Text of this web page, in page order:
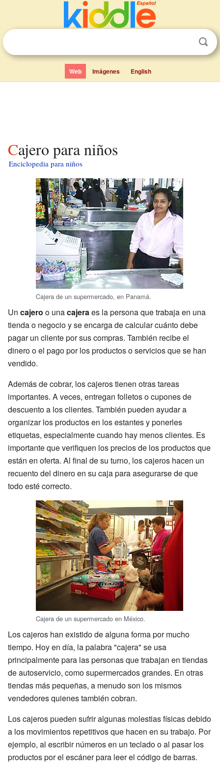
Web Imágenes English
Cajero para niños
Enciclopedia para niños
Cajera de un supermercado, en Panamá.
Un cajero o unacajera es la persona que trabaja en una
tienda o negocio y se encarga de calcular cuánto debe
pagar un cliente por sus compras. También recibe el
dinero o el pago por los productos o servicios que se han
vendido.
Además de cobrar, los cajeros tienen otras tareas
importantes. A veces, entregan folletos o cupones de
descuento a los clientes. También pueden ayudar a
organizar los productos en los estantes y ponerles
etiquetas, especialmente cuando hay menos clientes. Es
importante que verifiquen los precios de los productos que
están en oferta. Al final de su turno, los cajeros hacen un
recuento del dinero en su caja para asegurarse de que
todo esté correcto.
Cajera de un supermercado en México.
Los cajeros han existido de alguna forma por mucho
tiempo. Hoy en día, la palabra "cajera" se usa
principalmente para las personas que trabajan en tiendas
de autoservicio, como supermercados grandes. En otras
tiendas más pequeñas, a menudo son los mismos
vendedores quienes también cobran.
Los cajeros pueden sufrir algunas molestias físicas debido
a los movimientos repetitivos que hacen en su trabajo. Por
ejemplo, al escribir números en un teclado o al pasar los
productos por el escáner para leer el código de barras.